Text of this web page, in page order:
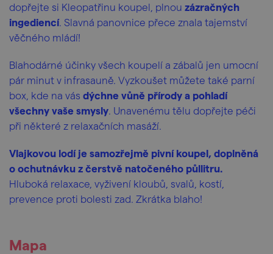
dopřejte si Kleopatřinu koupel, plnou zázračných
ingediencí. Slavná panovnice přece znala tajemství
věčného mládí!
Blahodárné účinky všech koupelí a zábalů jen umocní
pár minut v infrasauně. Vyzkoušet můžete také parní
box, kde na vás dýchne vůně přírody a pohladí
všechny vaše smysly. Unavenému tělu dopřejte péči
při některé z relaxačních masáží.
Vlajkovou lodí je samozřejmě pivní koupel, doplněná
o ochutnávku z čerstvě natočeného půllitru.
Hluboká relaxace, vyživení kloubů, svalů, kostí,
prevence proti bolesti zad. Zkrátka blaho!
Mapa